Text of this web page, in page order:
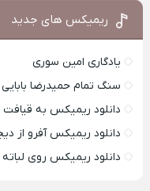
ریمیکس های جدید
یادگاری امین سوری
سنگ تمام حمیدرضا بابایی
دانلود ریمیکس به
دانلود ریمیکس آفرو از
دانلود ریمیکس روی